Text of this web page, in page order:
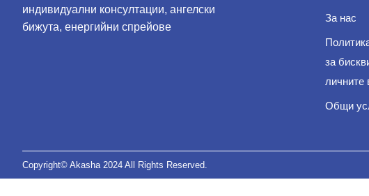
индивидуални консултации, ангелски
бижута, енергийни спрейове
За нас
за
личните
Общи
Copyright© Akasha 2024 All Rights Reserved.